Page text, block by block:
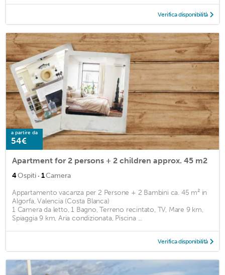
Verifica disponibilità
a partire da
54€
Apartment for 2 persons + 2 children approx. 45 m2
4Ospiti · 1Camera
Appartamento vacanza per 2 Persone + 2 Bambini ca. 45 m² in
Algorfa, Valencia (Costa Blanca)
1 Camera da letto, 1 Bagno, Terreno recintato, TV, Mare 9 km,
Spiaggia 9 km, Aria condizionata, Piscina ...
Verifica disponibilità